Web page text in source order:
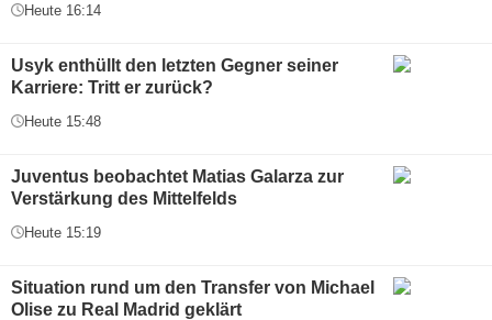
Heute 16:14
Usyk enthüllt den letzten Gegner seiner
Karriere: Tritt er zurück?
Heute 15:48
Juventus beobachtet Matias Galarza zur
Verstärkung des Mittelfelds
Heute 15:19
Situation rund um den Transfer von Michael
Olise zu Real Madrid geklärt